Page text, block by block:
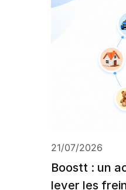
21/07/2026
Boostt : un
lever les